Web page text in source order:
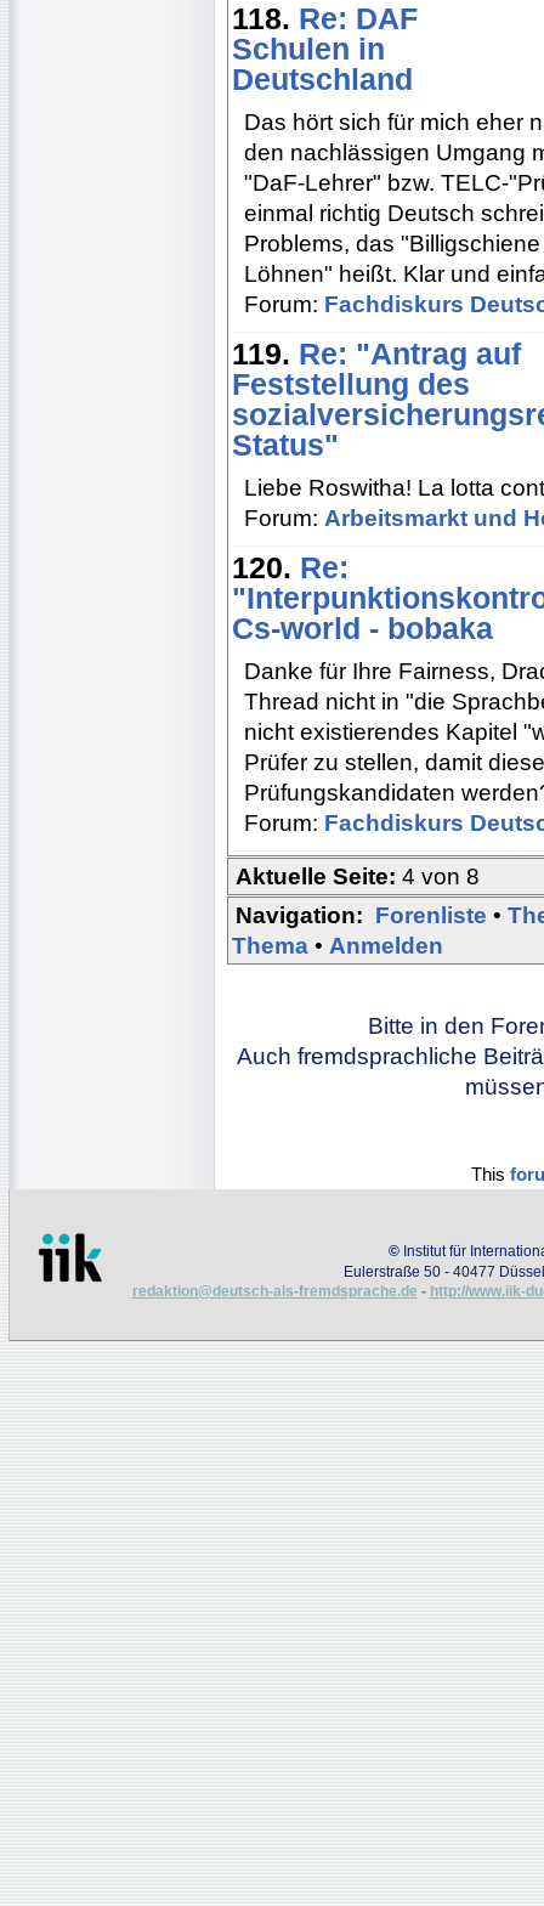
118. Re: DAF
Schulen in
Deutschland
Das hört sich für mich eher
den nachlässigen Umgang
"DaF-Lehrer" bzw. TELC-
einmal richtig Deutsch
Problems, das
Löhnen" heißt. Klar und
Forum: Fachdiskurs
119. Re: "Antrag auf
Feststellung des
Status"
Liebe Roswitha! La lotta
Forum: Arbeitsmarkt und
120. Re:
Cs-world - bobaka
Danke für Ihre Fairness,
Thread nicht in "die
nicht existierendes Kapitel
Prüfer zu stellen, damit
Prüfungskandidaten
Forum: Fachdiskurs
Aktuelle Seite: 4 von 8
Navigation: Forenliste •
Thema • Anmelden
Bitte in den
Auch fremdsprachliche
This
© Institut für
Eulerstraße 50 - 40477
redaktion@deutsch-als-fremdsprache.de - http://www.iik-